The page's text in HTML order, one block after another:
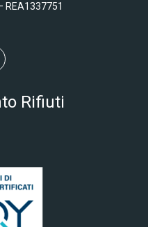
REA1337751
Rifiuti